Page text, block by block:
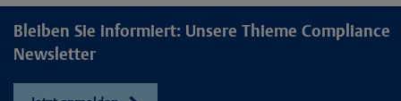
Bleiben Sie informiert: Unsere Thieme Compliance
Newsletter